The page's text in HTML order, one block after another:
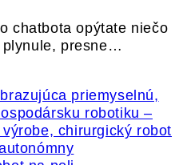
chatbota opýtate niečo
plynule, presne…